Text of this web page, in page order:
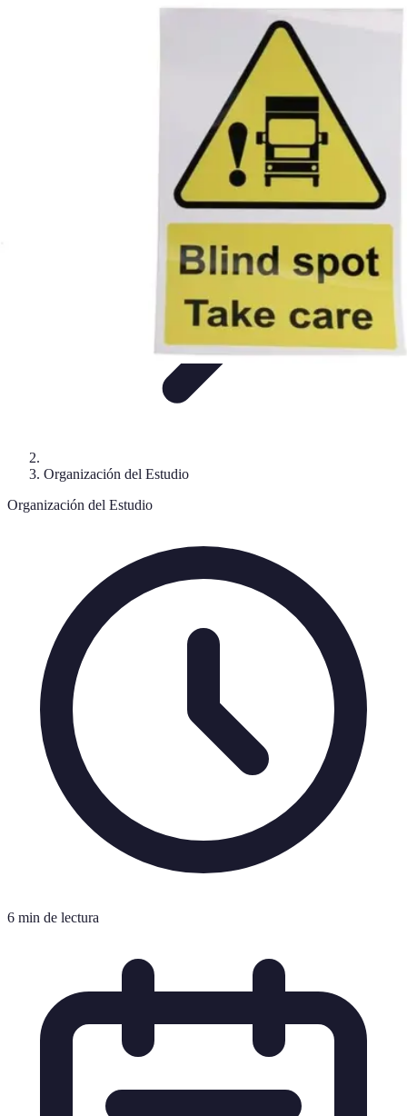
ComparativasPlataformas
Organización del Estudio
Organización del Estudio
6 min de lectura